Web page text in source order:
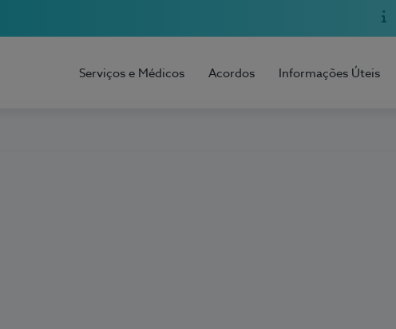
Serviços e Médicos Acordos Informações Úteis